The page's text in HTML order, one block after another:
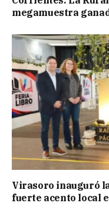
megamuestra
Virasoro inauguró
fuerte acento local